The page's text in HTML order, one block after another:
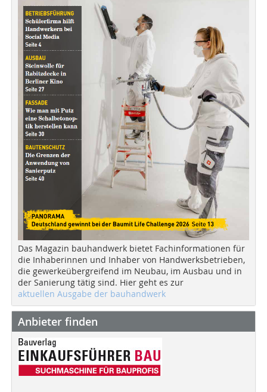
Das Magazin bauhandwerk bietet Fachinformationen für
die Inhaberinnen und Inhaber von Handwerksbetrieben,
die gewerkeübergreifend im Neubau, im Ausbau und in
der Sanierung tätig sind. Hier geht es zur
aktuellen Ausgabe der bauhandwerk
Anbieter finden